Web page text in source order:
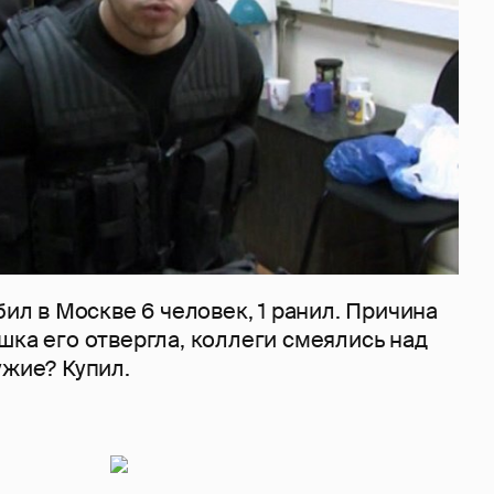
в Москве 6 человек, 1 ранил. Причина
его отвергла, коллеги смеялись над
Купил.